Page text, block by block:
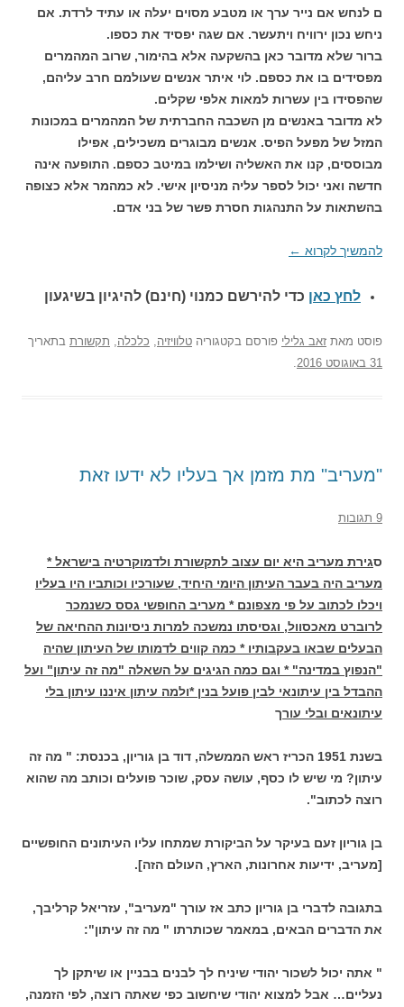
ם לנחש אם נייר ערך או מטבע מסוים יעלה או עתיד לרדת. אם
ניחש נכון ירוויח ויתעשר. אם שגה יפסיד את כספו.
ברור שלא מדובר כאן בהשקעה אלא בהימור, שרוב המהמרים
מפסידים בו את כספם. לוי איתר אנשים שעולמם חרב עליהם,
שהפסידו בין עשרות למאות אלפי שקלים.
לא מדובר באנשים מן השכבה החברתית של המהמרים במכונות
המזל של מפעל הפיס. אנשים מבוגרים משכילים, אפילו
מבוססים, קנו את האשליה ושילמו במיטב כספם.התופעה אינה
חדשה ואני יכול לספר עליה מניסיון אישי. לא כמהמר אלא כצופה
בהשתאות על התנהגות חסרת פשר של בני אדם.
להמשיך לקרוא←
לחץ כאן כדי להירשם כ מנוי (חינם) להיגיון בשיגעון
פוסטמאתזאב גליליפורסם בקטגוריהטלוויזיה, כלכלה, תקשורתבתאריך
31 באוגוסט 2016
.
"מעריב" מת מזמן אך בעליו לא ידעו זאת
סגירת מעריב היא יום עצוב לתקשורת ולדמוקרטיה בישראל *
מעריב היה בעבר העיתון היומי היחיד, שעורכיו וכותביו היו בעליו
ויכלו לכתוב על פי מצפונם * מעריב החופשי גסס כשנמכר
לרוברט מאכסוול, וגסיסתו נמשכה למרות ניסיונות ההחיאה של
הבעלים שבאו בעקבותיו * כמה קווים לדמותו של העיתון שהיה
"הנפוץ במדינה" * וגם כמה הגיגים על השאלה "מה זה עיתון" ועל
ההבדל בין עיתונאי לבין פועל בנין *ולמה עיתון איננו עיתון בלי
עיתונאים ובלי עורך
בשנת 1951 הכריז ראש הממשלה, דוד בן גוריון, בכנסת: " מה זה
עיתון? מי שיש לו כסף, עושה עסק, שוכר פועלים וכותב מה שהוא
רוצה לכתוב".
בן גוריון זעם בעיקר על הביקורת שמתחו עליו העיתונים החופשיים
[מעריב, ידיעות אחרונות, הארץ, העולם הזה].
בתגובה לדברי בן גוריון כתב אז עורך "מעריב", עזריאל קרליבך,
את הדברים הבאים, במאמר שכותרתו " מה זה עיתון":
" אתה יכול לשכור יהודי שיניח לך לבנים בבניין או שיתקן לך
נעליים… אבל למצוא יהודי שיחשוב כפי שאתה רוצה, לפי הזמנה,